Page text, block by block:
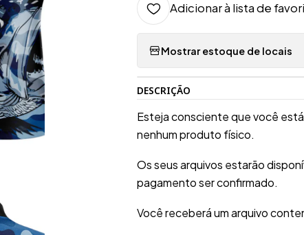
Adicionar à lista de
Mostrar estoque de locais
DESCRIÇÃO
Esteja consciente que você
nenhum produto físico.
Os seus arquivos estarão
pagamento ser confirmado.
Você receberá um arquivo